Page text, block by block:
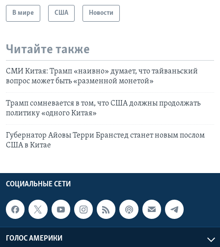
В мире США Новости
Читайте также
СМИ Китая: Трамп «наивно» думает, что тайваньский
вопрос может быть «разменной монетой»
Трамп сомневается в том, что США должны продолжать
политику «одного Китая»
Губернатор Айовы Терри Бранстед станет новым послом
США в Китае
СОЦИАЛЬНЫЕ СЕТИ
ГОЛОС АМЕРИКИ